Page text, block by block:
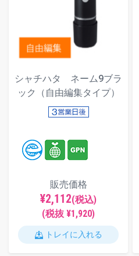
シャチハタ ネーム9ブラ
ック（自由編集タイプ）
販売価格
¥2,112(税込)
(税抜 ¥1,920)
トレイに入れる